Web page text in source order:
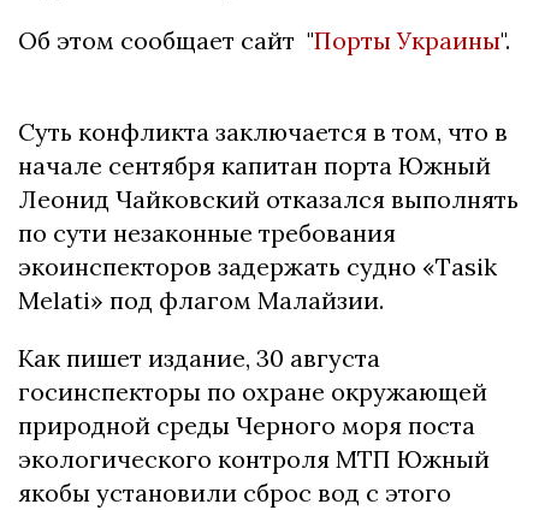
Об этом сообщает сайт "Порты Украины".
Суть конфликта заключается в том, что в
начале сентября капитан порта Южный
Леонид Чайковский отказался выполнять
по сути незаконные требования
экоинспекторов задержать судно «Tasik
Melati» под флагом Малайзии.
Как пишет издание, 30 августа
госинспекторы по охране окружающей
природной среды Черного моря поста
экологического контроля МТП Южный
якобы установили сброс вод с этого